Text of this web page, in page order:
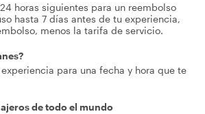
horas siguientes para un reembolso
hasta 7 días antes de tu experiencia,
menos la tarifa de servicio.
para una fecha y hora que te
de todo el mundo